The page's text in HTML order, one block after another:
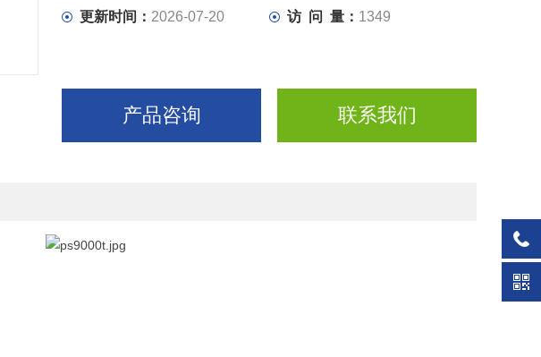
更新时间： 2026-07-20 访 问 量： 1349
产品咨询 联系我们